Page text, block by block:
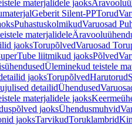
materjalidele jaoks
Geberit Silent-PPTorud
PuhastuskolmikudVaruosad
materjalidele
jaoksTorupõlvedVaruosad
liitmikud jaoksPõlved
Üleminekud teistele
jaoksTorupõlvedHarutorud
detailidÜhendused
materjalidele jaoks
jaoksÜhendusmuhvid
jaoksTarvikudToruklambrid